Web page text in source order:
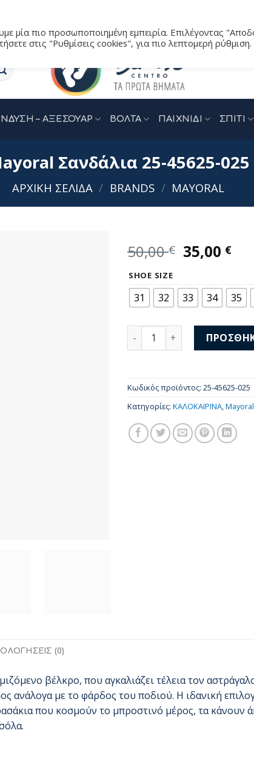
– ΑΞΕΣΟΥΑΡ ΒΟΛΤΑ ΠΑΙΧΝΙΔΙ ΣΠΙΤΙ
Σανδάλια 25-45625-025
ΑΡΧΙΚΉ ΣΕΛΊΔΑ / BRANDS / MAYORAL
50,00€ Original
price
50,00 €.
35,00 €Η
SHOE SIZE
31 32 33 34 35
Mayoral Σανδάλια 25-
Κωδικός προϊόντος: 25-45625-025
Κατηγορίες: ΚΑΛΟΚΑΙΡΙΝΑ,Mayoral
(0)
βέλκρο, που αγκαλιάζει τέλεια τον
ανάλογα με το φάρδος του ποδιού. Η ιδανική
που κοσμούν το μπροστινό μέρος, τα κάνουν
μία πιο προσωποποιημένη εμπειρία. Επιλέγοντας
στις "Ρυθμίσεις cookies", για πιο λεπτομερή ρύθμιση.